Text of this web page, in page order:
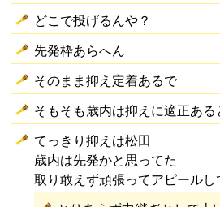
どこで投げるんや？
先発枠あらへん
そのまま抑え定着あるで
そもそも歳内は抑えに適正あ
てっきり抑えは松田
歳内は先発かと思ってた
取り敢えず頑張ってアピールし